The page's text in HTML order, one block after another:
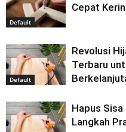
Default
Cepat
Default
Revolusi
Terbaru
Hapus Sisa
Langkah